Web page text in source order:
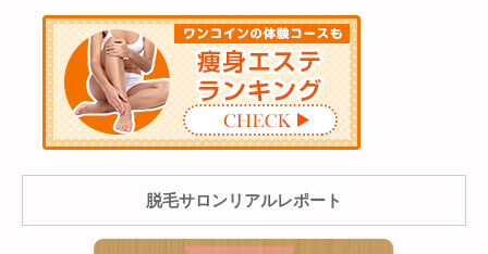
脱毛サロンリアルレポート